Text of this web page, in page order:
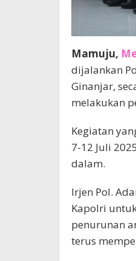
Mamuju,
dijalankan
Ginanjar,
melakukan
Kegiatan
7-12 Juli
dalam.
Irjen Pol.
Kapolri
penurunan
terus